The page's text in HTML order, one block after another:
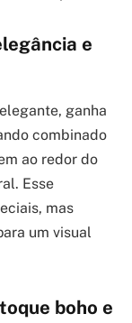
e
ganha
combinado
ao redor do
Esse
mas
um visual
boho e